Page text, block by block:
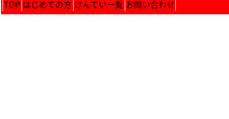
TOP はじめての方 けんてい一覧 お問い合わせ